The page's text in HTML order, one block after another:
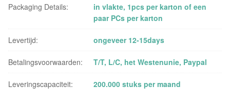
Packaging Details:
in vlakte, 1pcs per karton of een
paar PCs per karton
Levertijd: ongeveer 12-15days
Betalingsvoorwaarden: T/T, L/C, het Westenunie, Paypal
Leveringscapaciteit: 200.000 stuks per maand